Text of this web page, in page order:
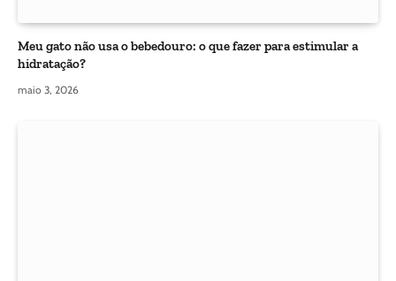
Meu gato não usa o bebedouro: o que fazer para estimular a
hidratação?
maio 3, 2026